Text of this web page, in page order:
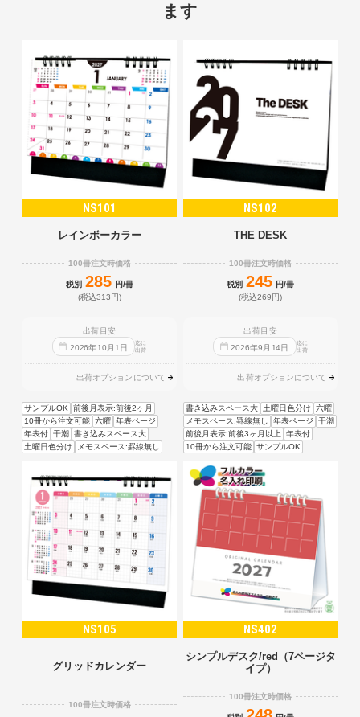
ます
NS101
レインボーカラー
100冊注文時価格
税別 285 円/冊
(税込313円)
出荷目安
2026年10 月1 日
迄に
出荷
出荷オプションについて
サンプルOK 前後月表示:前後2ヶ月
10冊から注文可能 六曜 年表ページ
年表付 干潮 書き込みスペース大
土曜日色分け
メモスペース:罫線無し
NS102
THE DESK
100冊注文時価格
税別 245 円/冊
(税込269円)
出荷目安
2026年9 月 14日
迄に
出荷
出荷オプションについて
書き込みスペース大 土曜日色分け
六曜
メモスペース:罫線無し
年表ページ
干潮
前後月表示:前後3ヶ月以上 年表付
10冊から注文可能 サンプルOK
NS105
グリッドカレンダー
100冊注文時価格
NS402
シンプルデスク/red（7ページタ
イプ）
100冊注文時価格